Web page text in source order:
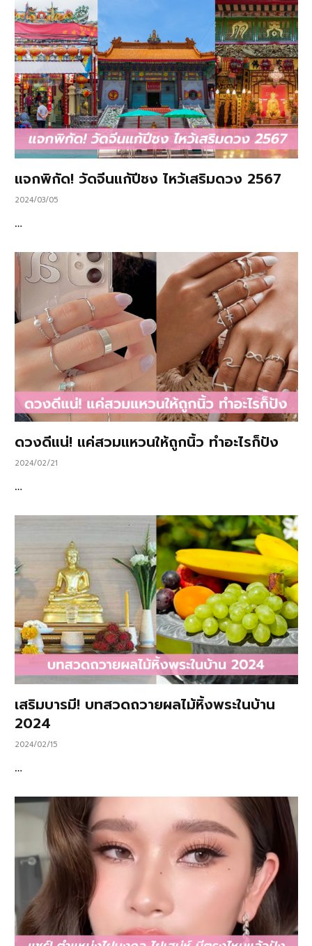
แจกพิกัด! วัดจีนแก้ปีชง ไหว้เสริมดวง 2567
2024/03/05
…
ดวงดีแน่! แค่สวมแหวนให้ถูกนิ้ว ทำอะไรก็ปัง
2024/02/21
…
เสริมบารมี! บทสวดถวายผลไม้หิ้งพระในบ้าน
2024
2024/02/15
…